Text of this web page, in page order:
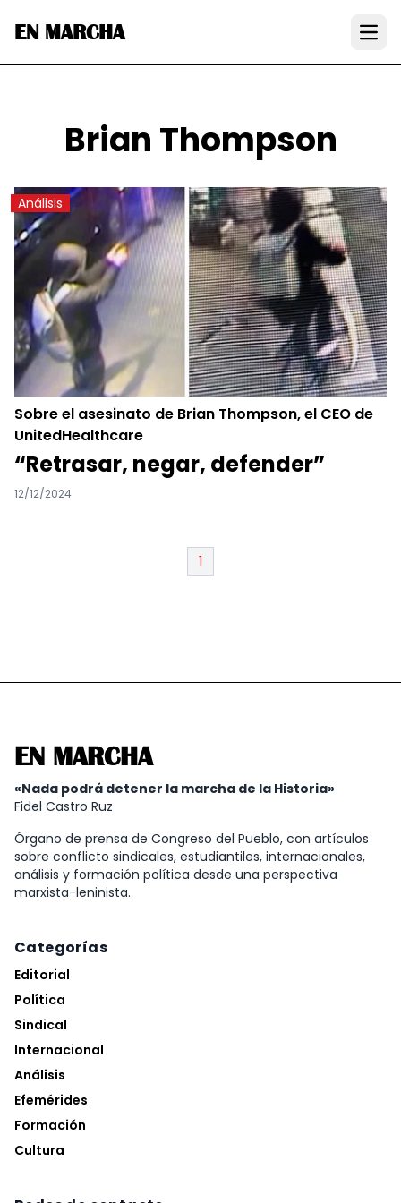
EN MARCHA
Brian Thompson
Análisis
Sobre el asesinato de Brian Thompson, el CEO de
UnitedHealthcare
“Retrasar, negar, defender”
12/12/2024
1
EN MARCHA
«Nada podrá detener la marcha de la Historia»
Fidel Castro Ruz
Órgano de prensa de Congreso del Pueblo, con artículos
sobre conflicto sindicales, estudiantiles, internacionales,
análisis y formación política desde una perspectiva
marxista-leninista.
Categorías
Editorial
Política
Sindical
Internacional
Análisis
Efemérides
Formación
Cultura